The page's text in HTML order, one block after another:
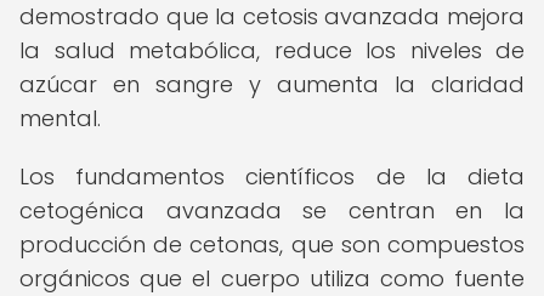
demostrado que la cetosis avanzada mejora
la salud metabólica, reduce los niveles de
azúcar en sangre y aumenta la claridad
mental.
Los fundamentos científicos de la dieta
cetogénica avanzada se centran en la
producción de cetonas, que son compuestos
orgánicos que el cuerpo utiliza como fuente